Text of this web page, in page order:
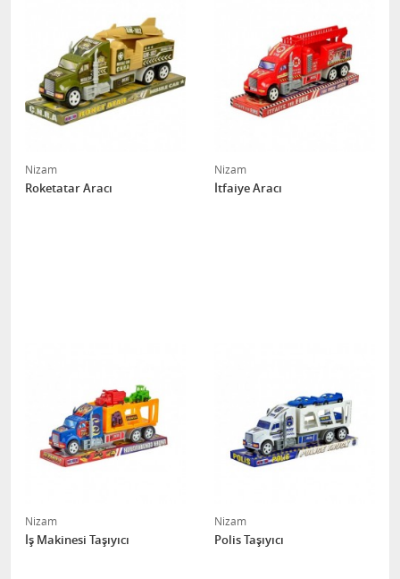
Nizam
Roketatar Aracı
Nizam
İtfaiye Aracı
Nizam
İş Makinesi Taşıyıcı
Nizam
Polis Taşıyıcı